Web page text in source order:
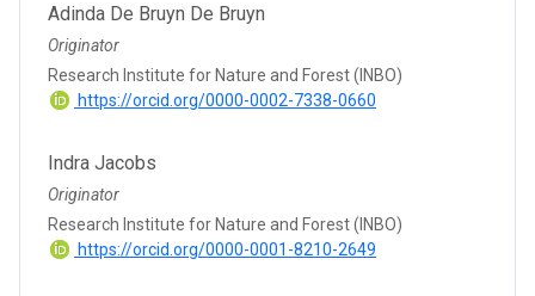
Adinda De Bruyn De Bruyn
Originator
Research Institute for Nature and Forest (INBO)
https://orcid.org/0000-0002-7338-0660
Indra Jacobs
Originator
Research Institute for Nature and Forest (INBO)
https://orcid.org/0000-0001-8210-2649